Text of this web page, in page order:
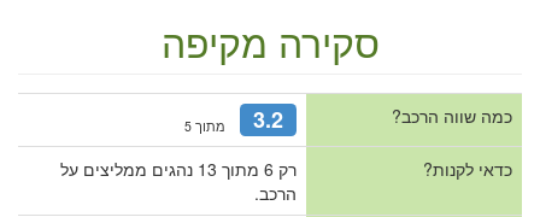
סקירה מקיפה
כמה שווה הרכב? 3.2 מתוך 5
כדאי לקנות?
רק 6 מתוך 13 נהגים ממליצים על
הרכב.